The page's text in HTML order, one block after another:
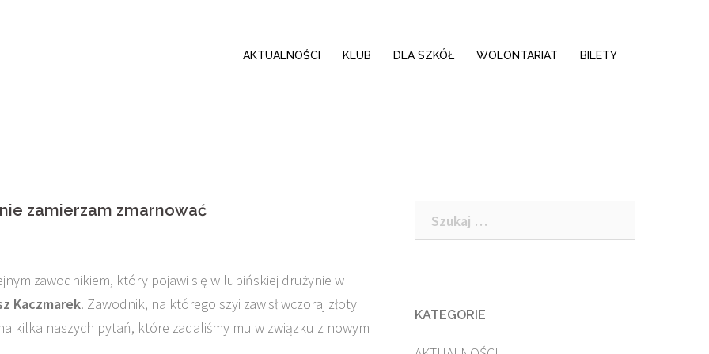
AKTUALNOŚCI KLUB DLA SZKÓŁ WOLONTARIAT BILETY
zamierzam zmarnować
zawodnikiem, który pojawi się w lubińskiej drużynie w
Kaczmarek. Zawodnik, na którego szyi zawisł wczoraj złoty
kilka naszych pytań, które zadaliśmy mu w związku z nowym
Szukaj:
KATEGORIE